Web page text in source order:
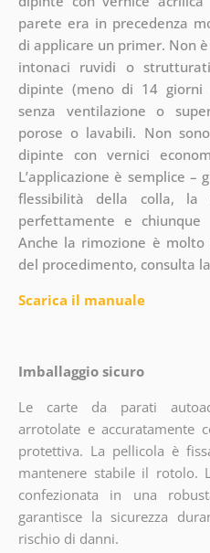
parete era in precedenza
di applicare un primer. Non
intonaci ruvidi o
dipinte (meno di 14
senza ventilazione o
porose o lavabili. Non
dipinte con vernici
L’applicazione è semplice –
flessibilità della colla, la
perfettamente e chiunque
Anche la rimozione è molto
del procedimento, consulta
Scarica il manuale
Imballaggio sicuro
Le carte da parati
arrotolate e accuratamente
protettiva. La pellicola è
mantenere stabile il rotolo.
confezionata in una
garantisce la sicurezza
rischio di danni.